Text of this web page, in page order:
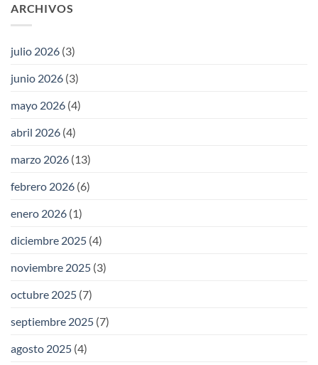
ARCHIVOS
julio 2026 (3)
junio 2026 (3)
mayo 2026 (4)
abril 2026 (4)
marzo 2026 (13)
febrero 2026 (6)
enero 2026 (1)
diciembre 2025 (4)
noviembre 2025 (3)
octubre 2025 (7)
septiembre 2025 (7)
agosto 2025 (4)